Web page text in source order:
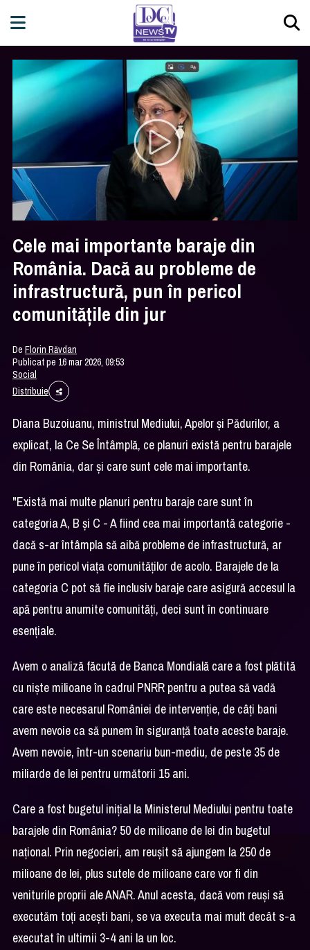
Cele mai importante baraje din
România. Dacă au probleme de
infrastructură, pun în pericol
comunităţile din jur
DeFlorin Răvdan
Publicat pe 16 mar 2026, 09:53
Social
Distribuie
Diana Buzoiuanu, ministrul Mediului, Apelor şi Pădurilor, a
explicat, la Ce Se Întâmplă, ce planuri există pentru barajele
din România, dar şi care sunt cele mai importante.
"Există mai multe planuri pentru baraje care sunt în
categoria A, B și C - A fiind cea mai importantă categorie -
dacă s-ar întâmpla să aibă probleme de infrastructură, ar
pune în pericol viața comunităților de acolo. Barajele de la
categoria C pot să fie inclusiv baraje care asigură accesul la
apă pentru anumite comunități, deci sunt în continuare
esențiale.
Avem o analiză făcută de Banca Mondială care a fost plătită
cu niște milioane în cadrul PNRR pentru a putea să vadă
care este necesarul României de intervenție, de câți bani
avem nevoie ca să punem în siguranță toate aceste baraje.
Avem nevoie, într-un scenariu bun-mediu, de peste 35 de
miliarde de lei pentru următorii 15 ani.
Care a fost bugetul inițial la Ministerul Mediului pentru toate
barajele din România? 50 de milioane de lei din bugetul
național. Prin negocieri, am reușit să ajungem la 250 de
milioane de lei, plus sutele de milioane care vor fi din
veniturile proprii ale ANAR. Anul acesta, dacă vom reuși să
executăm toți acești bani, se va executa mai mult decât s-a
executat în ultimii 3-4 ani la un loc.